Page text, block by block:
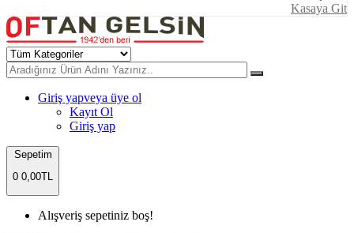
Kasaya Git
Giriş yapveya üye ol
Kayıt Ol
Giriş yap
Sepetim
0 0,00TL
Alışveriş sepetiniz boş!